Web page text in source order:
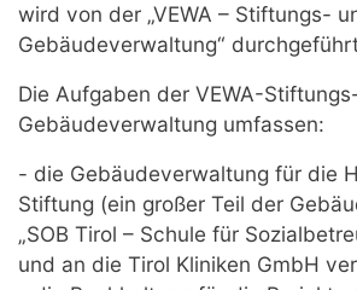
wird von der „VEWA – Stiftungs-
Gebäudeverwaltung“
Die Aufgaben der VEWA-
Gebäudeverwaltung umfassen:
- die Gebäudeverwaltung für die
Stiftung (ein großer Teil der
„SOB Tirol – Schule für
und an die Tirol Kliniken GmbH